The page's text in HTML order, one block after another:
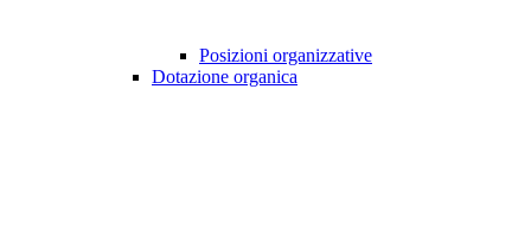
Posizioni organizzative
Dotazione organica